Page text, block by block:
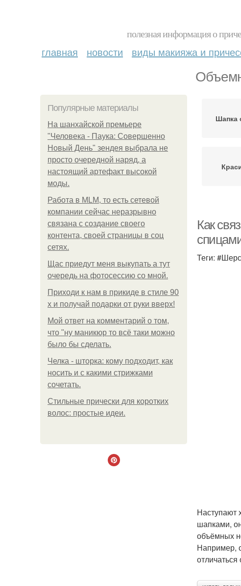
полезная информация о
главная новости виды макияжа и
Популярные материалы
На шанхайской премьере
"Человека - Паука: Совершенно
Новый День" зендея выбрала не
просто очередной наряд, а
настоящий артефакт высокой
моды.
Работа в MLM, то есть сетевой
компании сейчас неразрывно
связана с создание своего
контента, своей страницы в соц
сетях.
Щас приедут меня выкупать а тут
очередь на фотосессию со мной.
Приходи к нам в прикиде в стиле 90
х и получай подарки от руки вверх!
Мой ответ на комментарий о том,
что "ну маникюр то всё таки можно
было бы сделать.
Челка - шторка: кому подходит, как
носить и с какими стрижками
сочетать.
Стильные прически для коротких
волос: простые идеи.
Шапка
Как
Теги:
Наступают
шапками,
объёмных
Например,